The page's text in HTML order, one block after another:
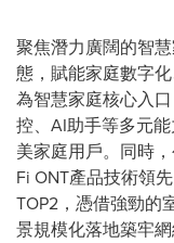
聚焦潛力廣闊的智
態，賦能家庭數字
為智慧家庭核心入
控、AI助手等多元
美家庭用戶。同時
Fi ONT產品技術領
TOP2，憑借強勁的
景規模化落地築牢網